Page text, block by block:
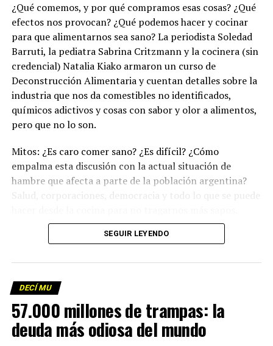
¿Qué comemos, y por qué compramos esas cosas? ¿Qué
efectos nos provocan? ¿Qué podemos hacer y cocinar
para que alimentarnos sea sano? La periodista Soledad
Barruti, la pediatra Sabrina Critzmann y la cocinera (sin
credencial) Natalia Kiako armaron un curso de
Deconstrucción Alimentaria y cuentan detalles sobre la
industria que nos da comestibles no identificados,
químicos adictivos y cosas con sabor y olor a alimentos,
pero que no lo son.
Mitos: ¿Es caro comer sano? ¿Es difícil? ¿Cómo
empalma esta discusión con la actual situación de
hambre que afecta a parte de la población argentina?
Salud, corporaciones, democracia y todo lo que se puede
(Escuchá el programa completo).
Foto: Martina Perosa
Descargar el programa
La reproducción de este programa es libre. Sólo tenés
que mandar un mail ainfolavaca@yahoo.com.ar
SEGUIR LEYENDO
DECÍ MU
57.000 millones de trampas: la
deuda más odiosa del mundo